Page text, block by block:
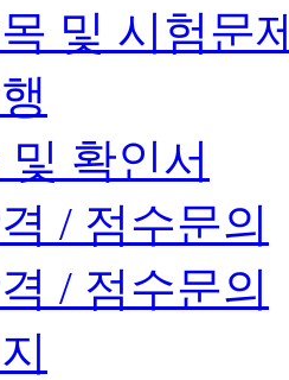
및 시험문
확인서
/ 점수문의
/ 점수문의